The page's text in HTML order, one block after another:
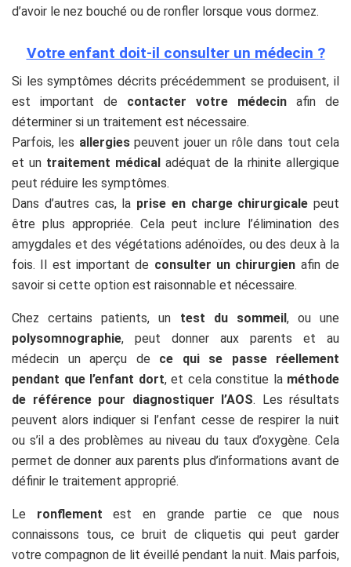
d’avoir le nez bouché ou de ronfler lorsque vous dormez.
Votre enfant doit-il consulter un médecin ?
Si les symptômes décrits précédemment se produisent, il
est important de contacter votre médecin afin de
déterminer si un traitement est nécessaire.
Parfois, les allergiespeuvent jouer un rôle dans tout cela
et un traitement médical adéquat de la rhinite allergique
peut réduire les symptômes.
Dans d’autres cas, la prise en charge chirurgicale peut
être plus appropriée. Cela peut inclure l’élimination des
amygdales et des végétations adénoïdes, ou des deux à la
fois. Il est important de consulter un chirurgien afin de
savoir si cette option est raisonnable et nécessaire.
Chez certains patients, un test du sommeil , ou une
polysomnographie, peut donner aux parents et au
médecin un aperçu de ce qui se passe réellement
pendant que l’enfant dort, et cela constitue laméthode
de référence pour diagnostiquer l’AOS. Les résultats
peuvent alors indiquer si l’enfant cesse de respirer la nuit
ou s’il a des problèmes au niveau du taux d’oxygène. Cela
permet de donner aux parents plus d’informations avant de
définir le traitement approprié.
Le ronflementest en grande partie ce que nous
connaissons tous, ce bruit de cliquetis qui peut garder
votre compagnon de lit éveillé pendant la nuit. Mais parfois,